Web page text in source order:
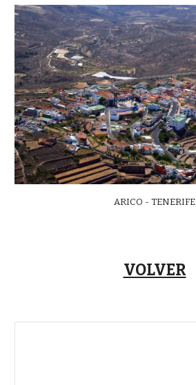
ARICO - TENERIFE
VOLVER